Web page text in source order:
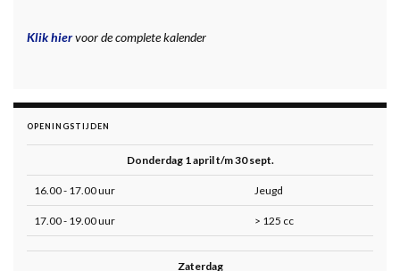
Klik hiervoor de complete kalender
OPENINGSTIJDEN
Donderdag 1 april t/m 30 sept.
16.00 - 17.00 uur Jeugd
17.00 - 19.00 uur > 125 cc
Zaterdag